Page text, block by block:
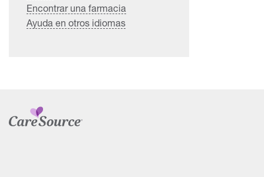
Encontrar una farmacia
Ayuda en otros idiomas